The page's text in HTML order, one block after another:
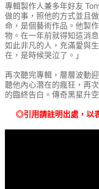
專輯製作人兼多年好友
做的事，照他的方式並且
命，是個藝術作品。他製
物。在一年前就得知這消
如此非凡的人，充滿愛與
在，是時候哭泣了。」
再次聽完專輯，層層波動
聽他內心潛在的瘋狂，再
的臨終告白。傳奇黑星升
◎引用請註明出處，以